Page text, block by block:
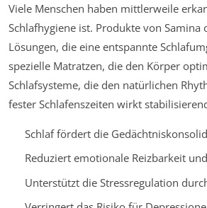
Viele Menschen haben mittlerweile
Schlafhygiene ist. Produkte von
Lösungen, die eine entspannte
spezielle Matratzen, die den Körper
Schlafsysteme, die den natürlichen
fester Schlafenszeiten wirkt
Schlaf fördert die
Reduziert emotionale Reizbarkeit
Unterstützt die Stressregulation